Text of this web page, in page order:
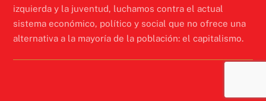
izquierda y la juventud, luchamos contra el actual
sistema económico, político y social que no ofrece una
alternativa a la mayoría de la población: el capitalismo.